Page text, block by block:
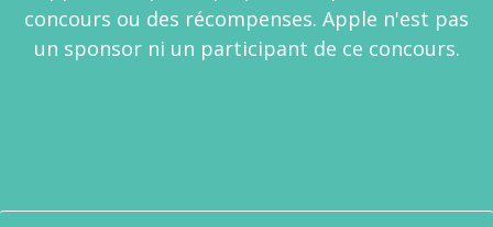
concours ou des récompenses. Apple n'est pas
un sponsor ni un participant de ce concours.